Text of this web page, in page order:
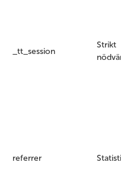
_tt_session
Strikt
referrer